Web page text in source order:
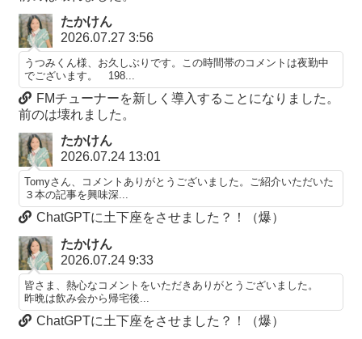
たかけん
2026.07.27 3:56
うつみくん様、お久しぶりです。この時間帯のコメントは夜勤中
でございます。 198...
FMチューナーを新しく導入することになりました。
前のは壊れました。
たかけん
2026.07.24 13:01
Tomyさん、コメントありがとうございました。ご紹介いただいた
３本の記事を興味深...
ChatGPTに土下座をさせました？！（爆）
たかけん
2026.07.24 9:33
皆さま、熱心なコメントをいただきありがとうございました。
昨晩は飲み会から帰宅後...
ChatGPTに土下座をさせました？！（爆）